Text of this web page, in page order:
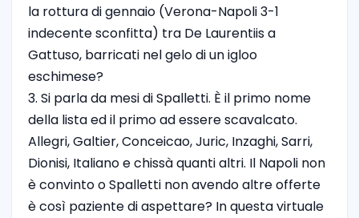
la rottura di gennaio (Verona-Napoli 3-1
indecente sconfitta) tra De Laurentiis a
Gattuso, barricati nel gelo di un igloo
eschimese?
3. Si parla da mesi di Spalletti. È il primo nome
della lista ed il primo ad essere scavalcato.
Allegri, Galtier, Conceicao, Juric, Inzaghi, Sarri,
Dionisi, Italiano e chissà quanti altri. Il Napoli non
è convinto o Spalletti non avendo altre offerte
è così paziente di aspettare? In questa virtuale